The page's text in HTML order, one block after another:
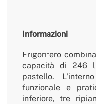
Informazioni
Frigorifero
capacità di 246
pastello.
funzionale e
inferiore, tre